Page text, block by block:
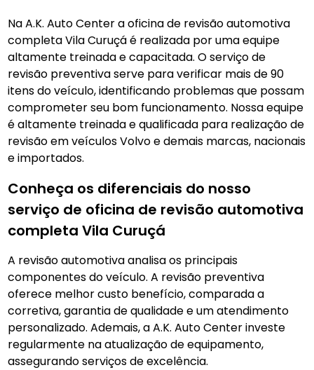
Na A.K. Auto Center a oficina de revisão automotiva
completa Vila Curuçá é realizada por uma equipe
altamente treinada e capacitada. O serviço de
revisão preventiva serve para verificar mais de 90
itens do veículo, identificando problemas que possam
comprometer seu bom funcionamento. Nossa equipe
é altamente treinada e qualificada para realização de
revisão em veículos Volvo e demais marcas, nacionais
e importados.
Conheça os diferenciais do nosso
serviço de oficina de revisão automotiva
completa Vila Curuçá
A revisão automotiva analisa os principais
componentes do veículo. A revisão preventiva
oferece melhor custo benefício, comparada a
corretiva, garantia de qualidade e um atendimento
personalizado. Ademais, a A.K. Auto Center investe
regularmente na atualização de equipamento,
assegurando serviços de excelência.